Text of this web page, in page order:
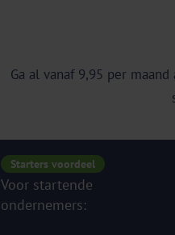
Ga al vanaf 9,95 per
Starters voordeel
Voor startende
ondernemers: